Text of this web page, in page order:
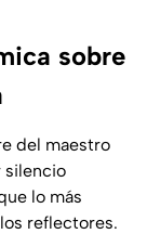
sobre
del maestro
silencio
lo más
reflectores.